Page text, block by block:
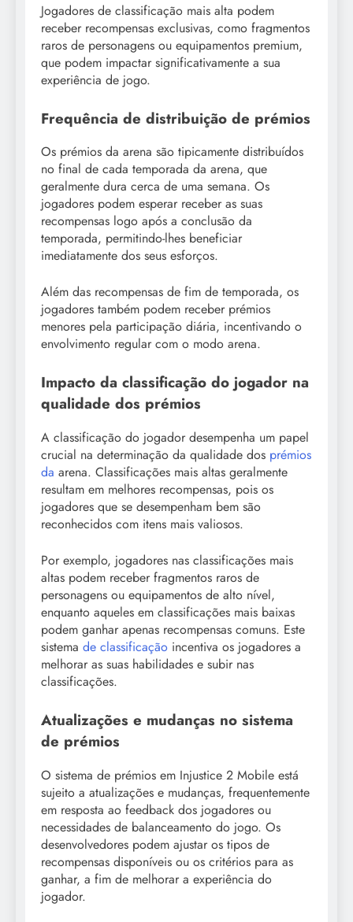
Jogadores de classificação mais alta podem
receber recompensas exclusivas, como fragmentos
raros de personagens ou equipamentos premium,
que podem impactar significativamente a sua
experiência de jogo.
Frequência de distribuição de prémios
Os prémios da arena são tipicamente distribuídos
no final de cada temporada da arena, que
geralmente dura cerca de uma semana. Os
jogadores podem esperar receber as suas
recompensas logo após a conclusão da
temporada, permitindo-lhes beneficiar
imediatamente dos seus esforços.
Além das recompensas de fim de temporada, os
jogadores também podem receber prémios
menores pela participação diária, incentivando o
envolvimento regular com o modo arena.
Impacto da classificação do jogador na
qualidade dos prémios
A classificação do jogador desempenha um papel
crucial na determinação da qualidade dos prémios
da arena. Classificações mais altas geralmente
resultam em melhores recompensas, pois os
jogadores que se desempenham bem são
reconhecidos com itens mais valiosos.
Por exemplo, jogadores nas classificações mais
altas podem receber fragmentos raros de
personagens ou equipamentos de alto nível,
enquanto aqueles em classificações mais baixas
podem ganhar apenas recompensas comuns. Este
sistema de classificação incentiva os jogadores a
melhorar as suas habilidades e subir nas
classificações.
Atualizações e mudanças no sistema
de prémios
O sistema de prémios em Injustice 2 Mobile está
sujeito a atualizações e mudanças, frequentemente
em resposta ao feedback dos jogadores ou
necessidades de balanceamento do jogo. Os
desenvolvedores podem ajustar os tipos de
recompensas disponíveis ou os critérios para as
ganhar, a fim de melhorar a experiência do
jogador.